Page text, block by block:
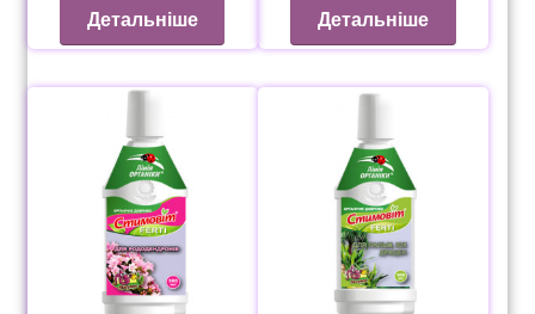
Детальніше Детальніше